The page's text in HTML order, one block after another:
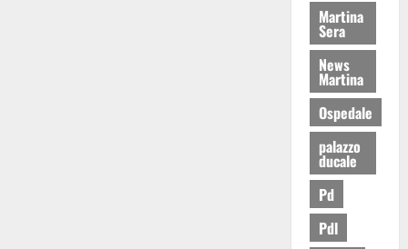
Martina
Sera
News
Martina
Ospedale
palazzo
ducale
Pd
Pdl